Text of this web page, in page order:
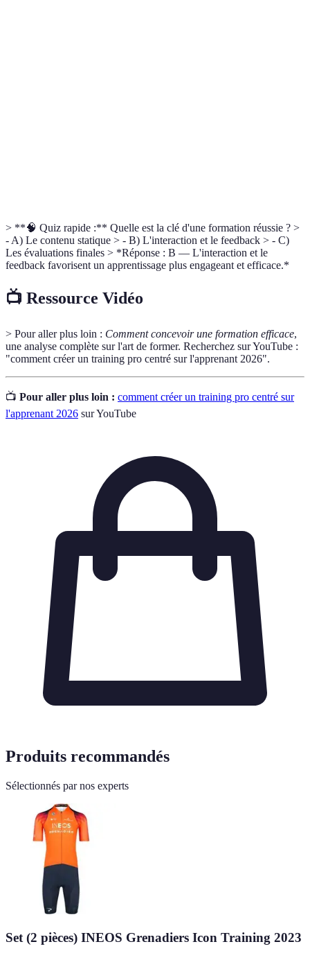
> **🧠 Quiz rapide :** Quelle est la clé d'une formation réussie ? >
- A) Le contenu statique > - B) L'interaction et le feedback > - C)
Les évaluations finales > *Réponse : B — L'interaction et le
feedback favorisent un apprentissage plus engageant et efficace.*
📺 Ressource Vidéo
> Pour aller plus loin : Comment concevoir une formation efficace,
une analyse complète sur l'art de former. Recherchez sur YouTube :
"comment créer un training pro centré sur l'apprenant 2026".
📺 Pour aller plus loin : comment créer un training pro centré sur
l'apprenant 2026 sur YouTube
Produits recommandés
Sélectionnés par nos experts
Set (2 pièces) INEOS Grenadiers Icon Training 2023